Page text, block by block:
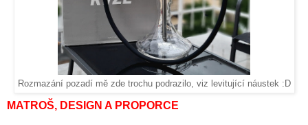
Rozmazání pozadí mě zde trochu podrazilo, viz levitující náustek :D
MATROŠ, DESIGN A PROPORCE